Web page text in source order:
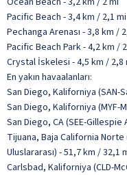
Pacific Beach - 3,4 km / 2,1 mi
Pechanga Arenası - 3,8 km /
Pacific Beach Park - 4,2 km /
Crystal İskelesi - 4,5 km / 2,8
En yakın havaalanları:
San Diego, Kaliforniya (SAN-
San Diego, Kaliforniya (MYF-
San Diego, CA (SEE-Gillespie
Tijuana, Baja California
Uluslararası) - 51,7 km / 32,1
Carlsbad, Kaliforniya (CLD-